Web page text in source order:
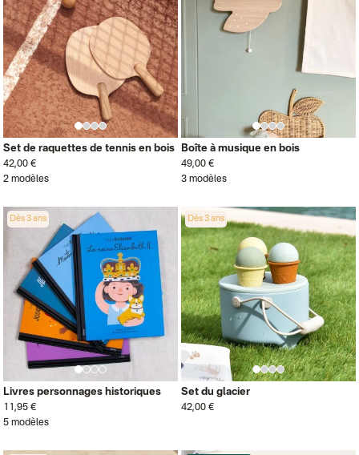
Set de raquettes de tennis en bois
42,00 €
2 modèles
Boîte à musique en bois
49,00 €
3 modèles
Dès 3 ans
Livres personnages historiques
11,95 €
5 modèles
Dès 3 ans
Set du glacier
42,00 €